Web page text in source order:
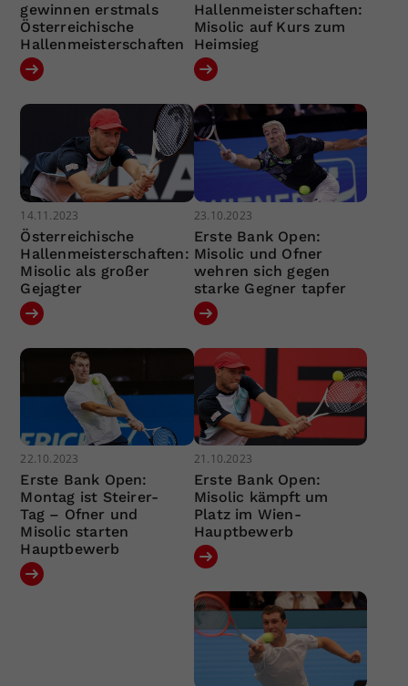
gewinnen erstmals
Österreichische
Hallenmeisterschaften
Hallenmeisterschaften:
Misolic auf Kurs zum
Heimsieg
14.11.2023
Österreichische
Hallenmeisterschaften:
Misolic als großer
Gejagter
23.10.2023
Erste Bank Open:
Misolic und Ofner
wehren sich gegen
starke Gegner tapfer
22.10.2023
Erste Bank Open:
Montag ist Steirer-
Tag – Ofner und
Misolic starten
Hauptbewerb
21.10.2023
Erste Bank Open:
Misolic kämpft um
Platz im Wien-
Hauptbewerb